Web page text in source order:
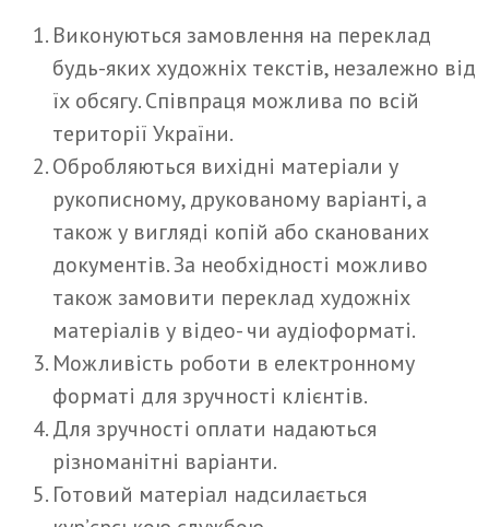
Виконуються замовлення на переклад
будь-яких художніх текстів, незалежно від
їх обсягу. Співпраця можлива по всій
території України.
Обробляються вихідні матеріали у
рукописному, друкованому варіанті, а
також у вигляді копій або сканованих
документів. За необхідності можливо
також замовити переклад художніх
матеріалів у відео- чи аудіоформаті.
Можливість роботи в електронному
форматі для зручності клієнтів.
Для зручності оплати надаються
різноманітні варіанти.
Готовий матеріал надсилається